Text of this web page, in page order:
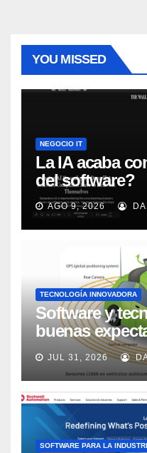
YOU MISSED
NEGOCIO IT
La IA acaba
del software?
AGO 9, 2026
TECNOLOGÍA INNOVADORA
Software y
buenas
los próximos
Market Watch
JUL 31, 2026
SOFTWARE PARA LA